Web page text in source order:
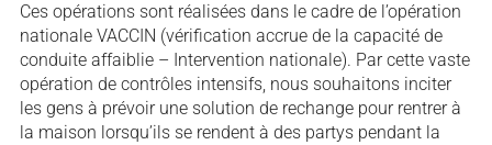
Ces opérations sont réalisées dans le cadre de l’opération
nationale VACCIN (vérification accrue de la capacité de
conduite affaiblie – Intervention nationale). Par cette vaste
opération de contrôles intensifs, nous souhaitons inciter
les gens à prévoir une solution de rechange pour rentrer à
la maison lorsqu’ils se rendent à des partys pendant la